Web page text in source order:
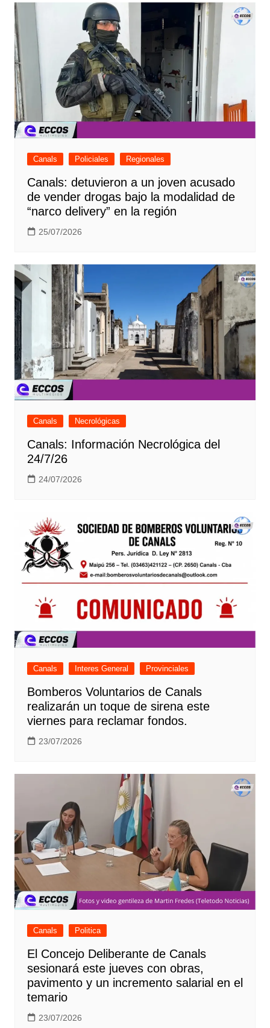
Canals Policiales Regionales
Canals: detuvieron a un joven acusado
de vender drogas bajo la modalidad de
“narco delivery” en la región
25/07/2026
Canals Necrológicas
Canals: Información Necrológica del
24/7/26
24/07/2026
Canals Interes General Provinciales
Bomberos Voluntarios de Canals
realizarán un toque de sirena este
viernes para reclamar fondos.
23/07/2026
Canals Politica
El Concejo Deliberante de Canals
sesionará este jueves con obras,
pavimento y un incremento salarial en el
temario
23/07/2026